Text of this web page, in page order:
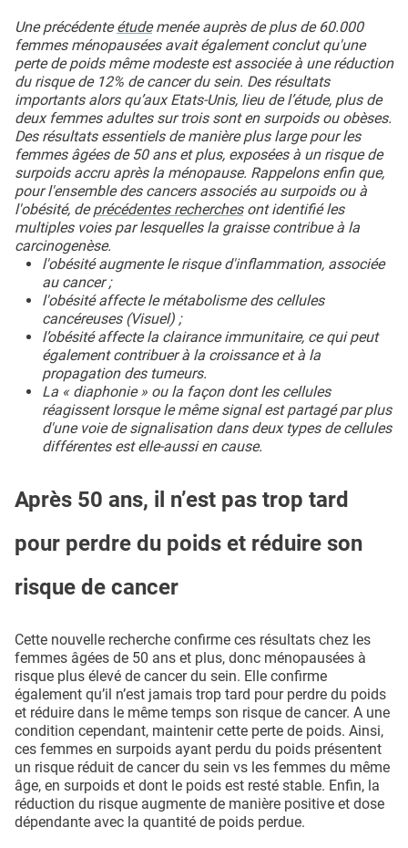
Une précédenteétudemenée auprès de plus de 60.000
femmes ménopausées avait également conclut qu'une
perte de poids même modeste est associée à une réduction
du risque de 12% de cancer du sein. Des résultats
importants alors qu’aux Etats-Unis, lieu de l’étude, plus de
deux femmes adultes sur trois sont en surpoids ou obèses.
Des résultats essentiels de manière plus large pour les
femmes âgées de 50 ans et plus, exposées à un risque de
surpoids accru après la ménopause. Rappelons enfin que,
pour l'ensemble des cancers associés au surpoids ou à
l'obésité, deprécédentes recherchesont identifié les
multiples voies par lesquelles la graisse contribue à la
carcinogenèse.
l'obésité augmente le risque d'inflammation, associée
au cancer ;
l'obésité affecte le métabolisme des cellules
cancéreuses (Visuel) ;
l’obésité affecte la clairance immunitaire, ce qui peut
également contribuer à la croissance et à la
propagation des tumeurs.
La « diaphonie » ou la façon dont les cellules
réagissent lorsque le même signal est partagé par plus
d'une voie de signalisation dans deux types de cellules
différentes est elle-aussi en cause.
Après 50 ans, il n’est pas trop tard
pour perdre du poids et réduire son
risque de cancer
Cette nouvelle recherche confirme ces résultats chez les
femmes âgées de 50 ans et plus, donc ménopausées à
risque plus élevé de cancer du sein. Elle confirme
également qu’il n’est jamais trop tard pour perdre du poids
et réduire dans le même temps son risque de cancer. A une
condition cependant, maintenir cette perte de poids. Ainsi,
ces femmes en surpoids ayant perdu du poids présentent
un risque réduit de cancer du sein vs les femmes du même
âge, en surpoids et dont le poids est resté stable. Enfin, la
réduction du risque augmente de manière positive et dose
dépendante avec la quantité de poids perdue.